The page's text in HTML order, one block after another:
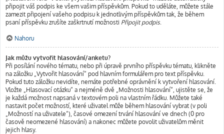
připojit váš podpis ke všem vašim příspěvkům. Pokud to uděláte, můžete stále
zamezit připojení vašeho podpisu k jednotlivým příspěvkům tak, že během
psaní příspěvku zrušíte zaškrtnutí možnosti Připojit podpis.
Nahoru
Jak můžu vytvořit hlasování/anketu?
Při posílání nového tématu, nebo při úpravě prvního příspěvku tématu, klikněte
na záložku „Vytvořit hlasování“ pod hlavním formulářem pro text příspěvku.
Pokud tuto záložku nevidíte, nemáte potřebné oprávnění k vytvoření hlasování.
Vložte „Hlasovací otázku“ a nejméně dvě „Možnosti hlasování“, ujistěte se, že
je každá možnost napsaná v textovém poli na vlastním řádku. Můžete také
nastavit počet možností, které uživatel může během hlasování vybrat (v poli
„Možností na uživatele“), časové omezení trvání hlasování ve dnech (0 pro
časově neomezené hlasování) a nakonec můžete povolit uživatelům měnit
jejich hlasy.